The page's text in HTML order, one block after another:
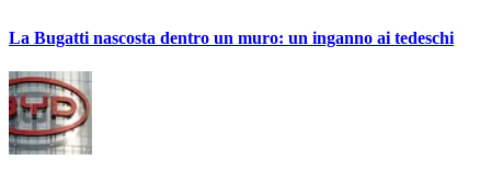
La Bugatti nascosta dentro un muro: un inganno ai tedeschi